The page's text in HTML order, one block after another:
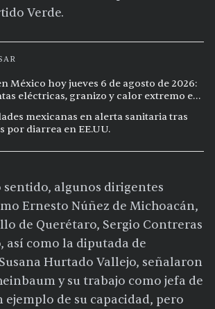
Verde.
México hoy jueves 6 de agosto de 2026:
eléctricas, granizo y calor extremo en
mexicanas en alerta sanitaria tras
por diarrea en EE.UU.
sentido, algunos dirigentes
Ernesto Núñez de Michoacán,
de Querétaro, Sergio Contreras
así como la diputada de
Hurtado Vallejo, señalaron
y su trabajo como jefa de
ejemplo de su capacidad, pero